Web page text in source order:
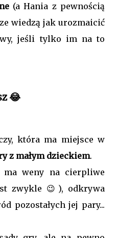
(a Hania z pewnością
wiedzą jak urozmaicić
jeśli tylko im na to
😂
która ma miejsce w
z małym dzieckiem.
weny na cierpliwe
zwykle 😉), odkrywa
pozostałych jej pary...